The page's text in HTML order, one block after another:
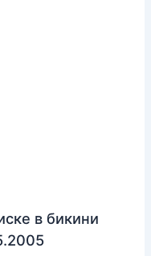
в бикини